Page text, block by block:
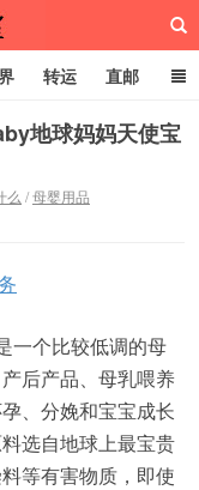
转运 直邮
地球妈妈天使宝
么 /母婴用品
一个比较低调的母
后产品、母乳喂养
、分娩和宝宝成长
选自地球上最宝贵
等有害物质，即使